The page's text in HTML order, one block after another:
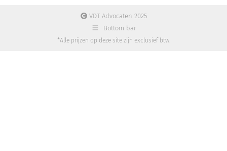
VDT Advocaten 2025
Bottom bar
*Alle prijzen op deze site zijn exclusief btw.